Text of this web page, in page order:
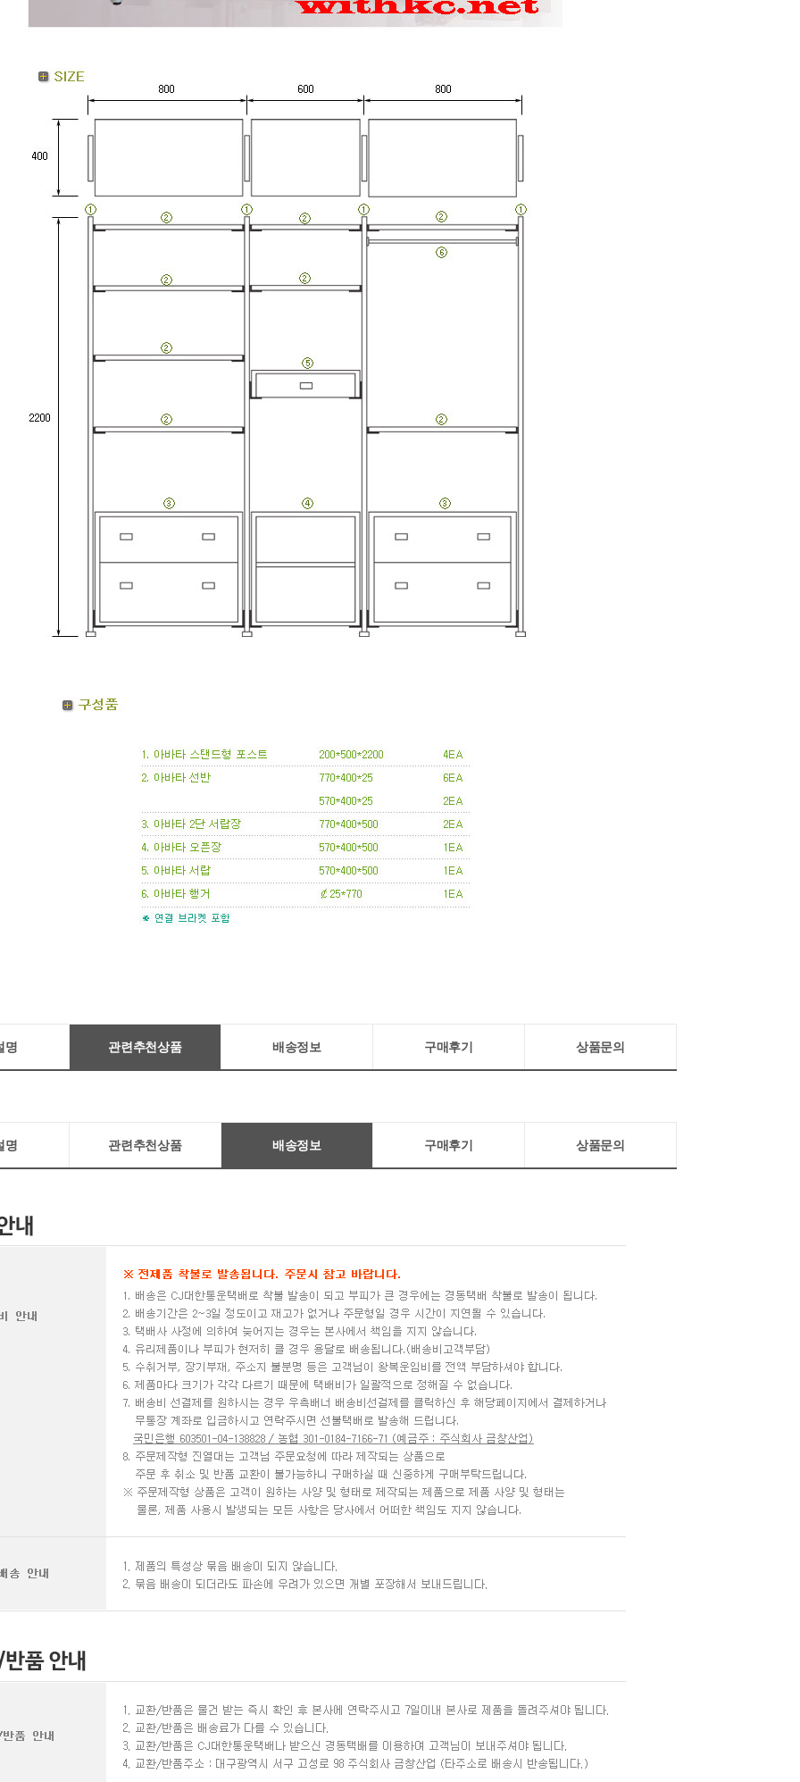
명 관련추천상품 배송정보 구매후기 상품문의
명 관련추천상품 배송정보 구매후기 상품문의